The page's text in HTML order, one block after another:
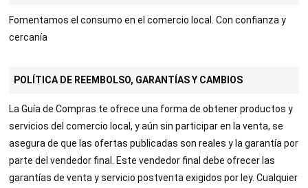
Fomentamos el consumo en el comercio local. Con confianza y
cercanía
POLÍTICA DE REEMBOLSO, GARANTÍAS Y CAMBIOS
La Guía de Compras te ofrece una forma de obtener productos y
servicios del comercio local, y aún sin participar en la venta, se
asegura de que las ofertas publicadas son reales y la garantía por
parte del vendedor final. Este vendedor final debe ofrecer las
garantías de venta y servicio postventa exigidos por ley. Cualquier